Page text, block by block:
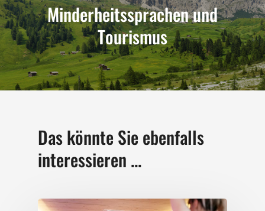
Minderheitssprachen und
Tourismus
Das könnte Sie ebenfalls
interessieren ...